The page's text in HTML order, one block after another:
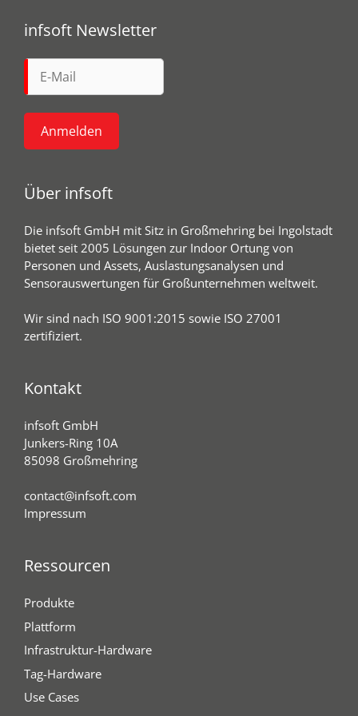
infsoft Newsletter
Über infsoft
Die infsoft GmbH mit Sitz in Großmehring bei Ingolstadt
bietet seit 2005 Lösungen zur Indoor Ortung von
Personen und Assets, Auslastungsanalysen und
Sensorauswertungen für Großunternehmen weltweit.
Wir sind nach ISO 9001:2015 sowie ISO 27001
zertifiziert.
Kontakt
infsoft GmbH
Junkers-Ring 10A
85098 Großmehring
contact@infsoft.com
Impressum
Ressourcen
Produkte
Plattform
Infrastruktur-Hardware
Tag-Hardware
Use Cases